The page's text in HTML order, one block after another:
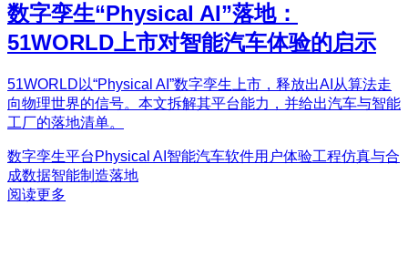
数字孪生“Physical AI”落地：
51WORLD上市对智能汽车体验的启示
51WORLD以“Physical AI”数字孪生上市，释放出AI从算法走
向物理世界的信号。本文拆解其平台能力，并给出汽车与智能
工厂的落地清单。
数字孪生平台 Physical AI 智能汽车软件用户体验工程仿真与合
成数据智能制造落地
阅读更多